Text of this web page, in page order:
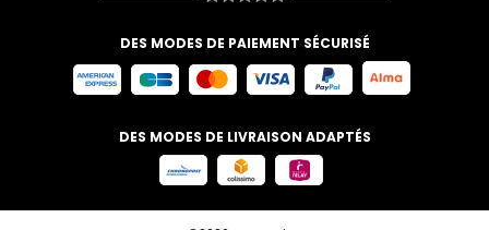
DES MODES DE PAIEMENT SÉCURISÉ
DES MODES DE LIVRAISON ADAPTÉS